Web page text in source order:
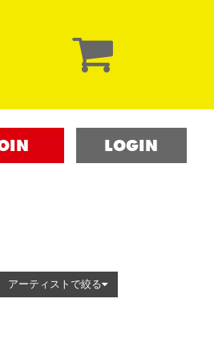
LOGIN
アーティストで絞る